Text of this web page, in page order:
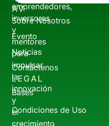
emprendedores,
inversores
y
mentores
para
impulsar
la
innovación
y
el
crecimiento
AV
Sobre Nosotros
Evento
Noticias
Contáctenos
LEGAL
Bases
Condiciones de Uso